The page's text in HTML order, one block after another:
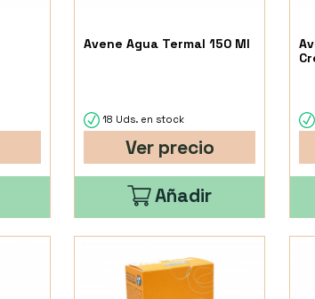
Avene Agua Termal 150 Ml
18 Uds. en stock
Ver precio
Añadir